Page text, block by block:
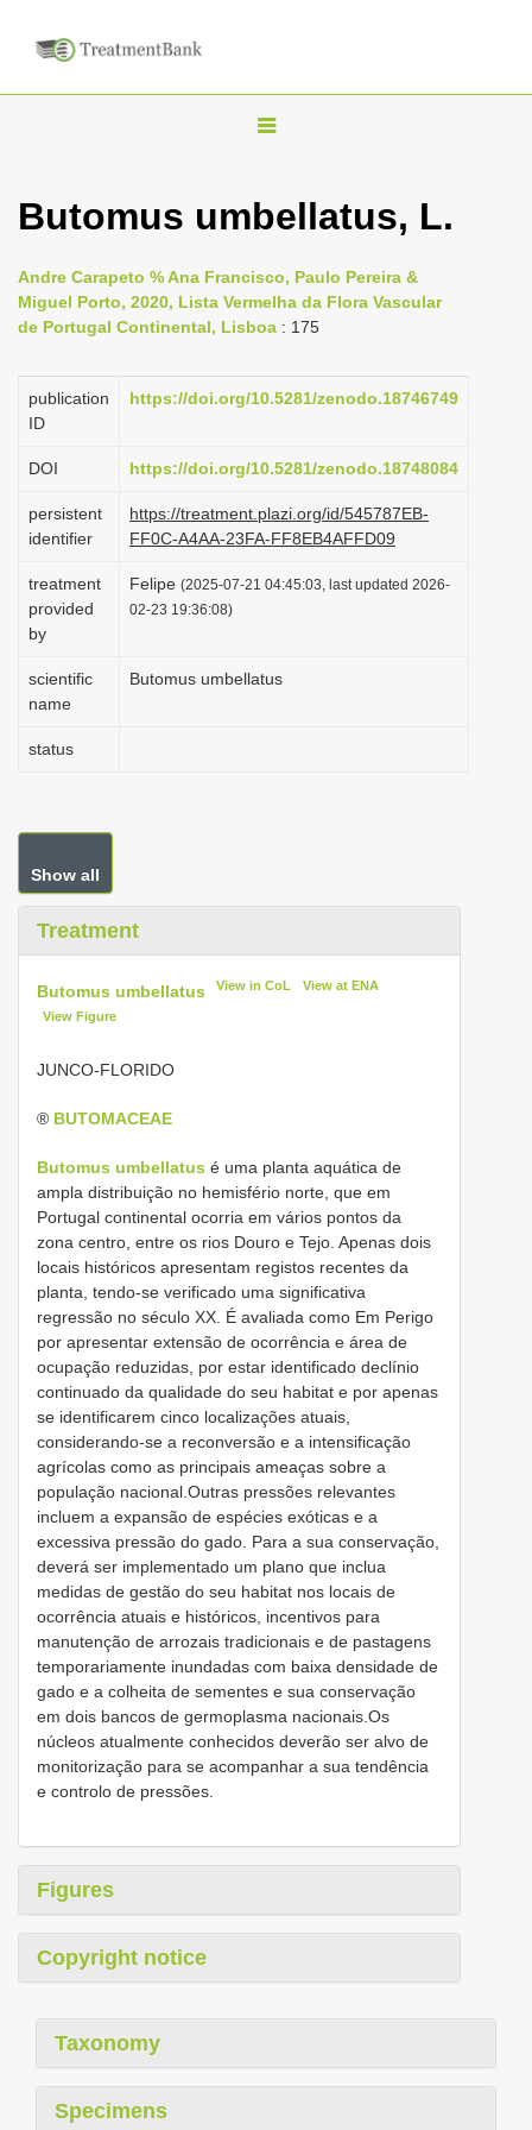
T
g
n
v
g
t
o
Butomus umbellatus, L.
Andre Carapeto % Ana Francisco, Paulo Pereira &
Miguel Porto, 2020, Lista Vermelha da Flora Vascular
de Portugal Continental, Lisboa : 175
publication
ID
https://doi.org/10.5281/zenodo.18746749
DOI https://doi.org/10.5281/zenodo.18748084
persistent
identifier
https://treatment.plazi.org/id/545787EB-
FF0C-A4AA-23FA-FF8EB4AFFD09
treatment
provided
by
Felipe (2025-07-21 04:45:03, last updated 2026-
02-23 19:36:08)
scientific
name
Butomus umbellatus
status
Show all
Treatment
Butomus umbellatus View in CoL View at ENA
View Figure
JUNCO-FLORIDO
® BUTOMACEAE
Butomus umbellatus é uma planta aquática de
ampla distribuição no hemisfério norte, que em
Portugal continental ocorria em vários pontos da
zona centro, entre os rios Douro e Tejo. Apenas dois
locais históricos apresentam registos recentes da
planta, tendo-se verificado uma significativa
regressão no século XX. É avaliada como Em Perigo
por apresentar extensão de ocorrência e área de
ocupação reduzidas, por estar identificado declínio
continuado da qualidade do seu habitat e por apenas
se identificarem cinco localizações atuais,
considerando-se a reconversão e a intensificação
agrícolas como as principais ameaças sobre a
população nacional.Outras pressões relevantes
incluem a expansão de espécies exóticas e a
excessiva pressão do gado. Para a sua conservação,
deverá ser implementado um plano que inclua
medidas de gestão do seu habitat nos locais de
ocorrência atuais e históricos, incentivos para
manutenção de arrozais tradicionais e de pastagens
temporariamente inundadas com baixa densidade de
gado e a colheita de sementes e sua conservação
em dois bancos de germoplasma nacionais.Os
núcleos atualmente conhecidos deverão ser alvo de
monitorização para se acompanhar a sua tendência
e controlo de pressões.
Figures
Copyright notice
Taxonomy
Specimens